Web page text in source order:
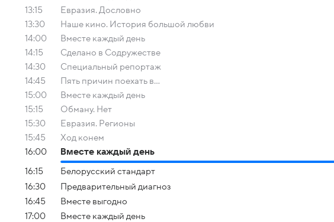
13:15
Евразия. Дословно
13:30
Наше кино. История большой любви
14:00
Вместе каждый день
14:15
Сделано в Содружестве
14:30
Специальный репортаж
14:45
Пять причин поехать в...
15:00
Вместе каждый день
15:15
Обману. Нет
15:30
Евразия. Регионы
15:45
Ход конем
16:00
Вместе каждый день
16:15
Белорусский стандарт
16:30
Предварительный диагноз
16:45
Вместе выгодно
17:00
Вместе каждый день